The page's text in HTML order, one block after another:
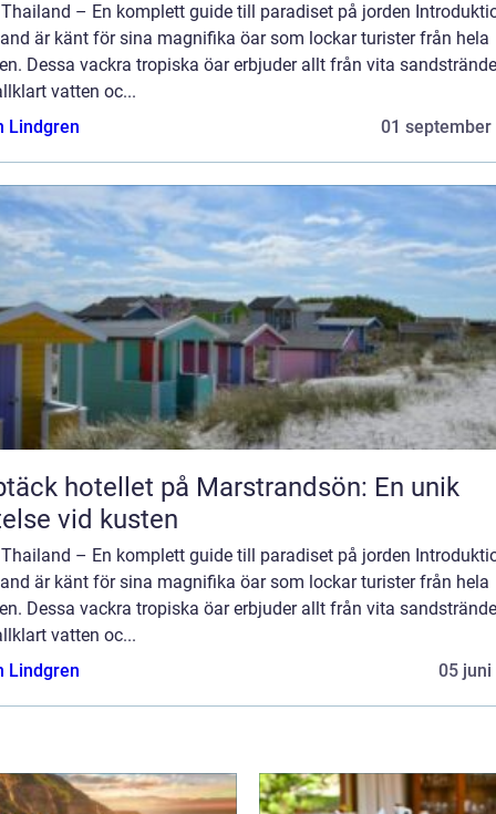
– En komplett guide till paradiset på jorden
är känt för sina magnifika öar som lockar turister från hela
Dessa vackra tropiska öar erbjuder allt från vita
vatten oc...
Lindgren
01 september
hotellet på Marstrandsön: En unik
vid kusten
– En komplett guide till paradiset på jorden
är känt för sina magnifika öar som lockar turister från hela
Dessa vackra tropiska öar erbjuder allt från vita
vatten oc...
Lindgren
05 juni